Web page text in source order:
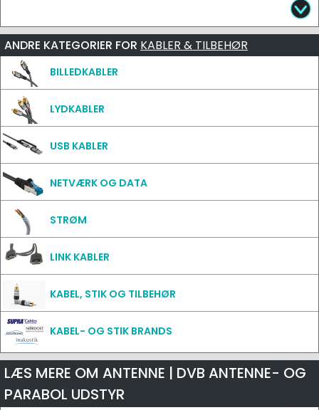
ANDRE KATEGORIER FOR KABLER & TILBEHØR
BILLEDKABLER
LYDKABLER
USB KABLER
NETVÆRK OG DATA
STRØM
LINK KABLER
KABEL, STIK OG TILBEHØR
KABEL- OG STIK BRANDS
LÆS MERE OM ANTENNE | DVB ANTENNE- OG
PARABOL UDSTYR